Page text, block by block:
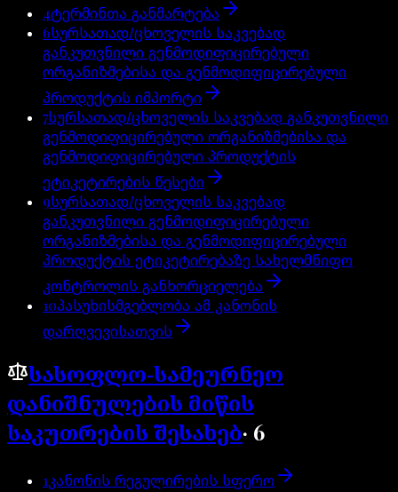
4ტერმინთა განმარტება
6სურსათად/ცხოველის საკვებად
განკუთვნილი გენმოდიფიცირებული
ორგანიზმებისა და გენმოდიფიცირებული
პროდუქტის იმპორტი
7სურსათად/ცხოველის საკვებად განკუთვნილი
გენმოდიფიცირებული ორგანიზმებისა და
გენმოდიფიცირებული პროდუქტის
ეტიკეტირების წესები
9სურსათად/ცხოველის საკვებად
განკუთვნილი გენმოდიფიცირებული
ორგანიზმებისა და გენმოდიფიცირებული
პროდუქტის ეტიკეტირებაზე სახელმწიფო
კონტროლის განხორციელება
10პასუხისმგებლობა ამ კანონის
დარღვევისათვის
სასოფლო-სამეურნეო
დანიშნულების მიწის
საკუთრების შესახებ· 6
1კანონის რეგულირების სფერო